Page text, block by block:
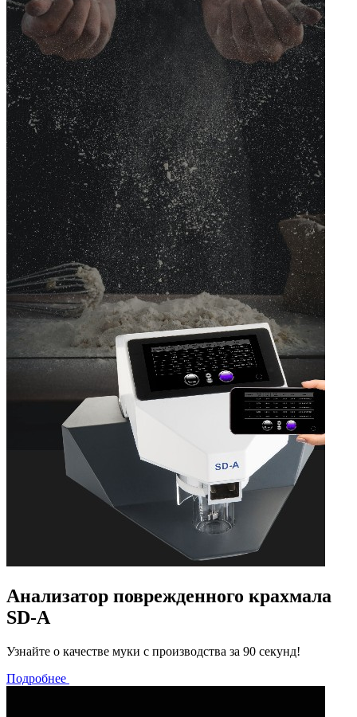
Анализатор поврежденного крахмала
SD-A
Узнайте о качестве муки с производства за 90 секунд!
Подробнее